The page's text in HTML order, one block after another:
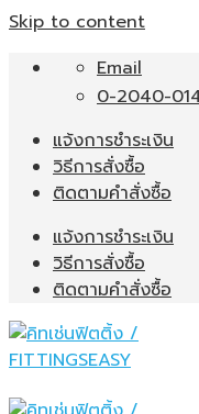
Skip to content
Email
0-2040-
แจ้งการชำระเงิน
วิธีการสั่งซื้อ
ติดตามคำสั่งซื้อ
แจ้งการชำระเงิน
วิธีการสั่งซื้อ
ติดตามคำสั่งซื้อ